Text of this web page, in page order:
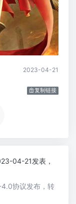
2023-04-21
复制链接
04-21发表，
协议发布，转